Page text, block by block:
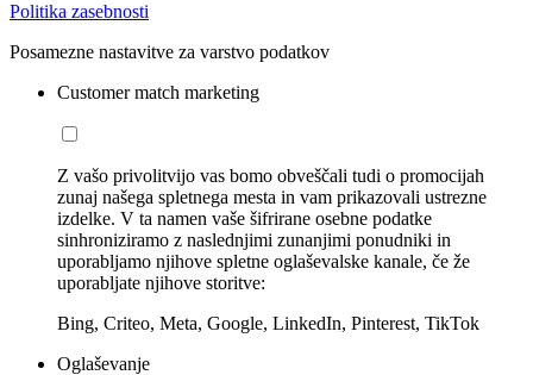
Politika zasebnosti
Posamezne nastavitve za varstvo podatkov
Customer match marketing
Z vašo privolitvijo vas bomo obveščali tudi o promocijah
zunaj našega spletnega mesta in vam prikazovali ustrezne
izdelke. V ta namen vaše šifrirane osebne podatke
sinhroniziramo z naslednjimi zunanjimi ponudniki in
uporabljamo njihove spletne oglaševalske kanale, če že
uporabljate njihove storitve:
Bing, Criteo, Meta, Google, LinkedIn, Pinterest, TikTok
Oglaševanje